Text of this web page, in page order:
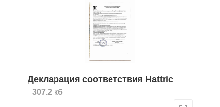
Декларация соответствия Hattric
307.2 кб